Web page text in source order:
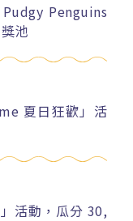
Penguins
池
夏日狂歡」活
活動，瓜分 30,